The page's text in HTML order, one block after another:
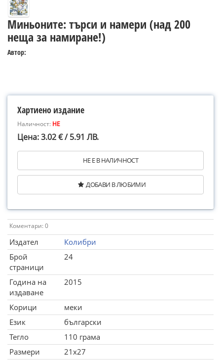
Миньоните: търси и намери (над 200
неща за намиране!)
Автор:
Хартиено издание
Наличност: НЕ
Цена: 3.02 € / 5.91 ЛВ.
НЕ Е В НАЛИЧНОСТ
ДОБАВИ В ЛЮБИМИ
Коментари: 0
Издател
Колибри
Брой
страници
24
Година на
издаване
2015
Корици
меки
Език
български
Тегло
110 грама
Размери
21x27